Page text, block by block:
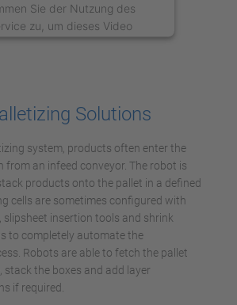
Sie der Nutzung des
zu, um dieses Video
anzusehen.
Akzeptieren
by Usercentrics Consent
Management Platform
Solutions
system, products often enter the
from an infeed conveyor. The robot is
products onto the pallet in a defined
cells are sometimes configured with
slipsheet insertion tools and shrink
to completely automate the
Robots are able to fetch the pallet
stack the boxes and add layer
if required.